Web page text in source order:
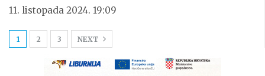
11. listopada 2024. 19:09
1 2 3 NEXT